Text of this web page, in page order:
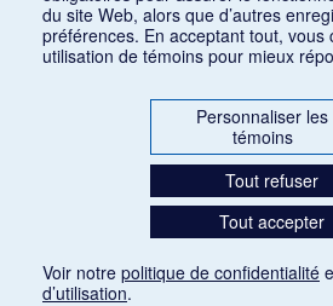
du site Web, alors que d’autres
préférences. En acceptant tout, vous
utilisation de témoins pour mieux
Personnaliser les
témoins
Tout refuser
Tout accepter
Voir notre politique de confidentialité
d’utilisation.